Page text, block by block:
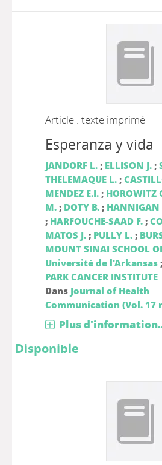
Article : texte imprimé
Esperanza y vida
JANDORF L.; ELLISON J.;
THELEMAQUE L.;
MENDEZ E.I.; HOROWITZ
M.; DOTY B.; HANNIGAN
; HARFOUCHE-SAAD F.;
MATOS J.; PULLY L.;
MOUNT SINAI SCHOOL
Université de l'Arkansas;
PARK CANCER INSTITUTE
Dans Journal of Health
Communication (Vol. 17
Plus
Disponible